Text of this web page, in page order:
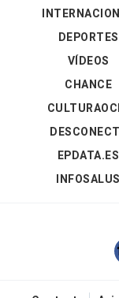
DEPORTES
VÍDEOS
CHANCE
EPDATA.ES
INFOSALUS